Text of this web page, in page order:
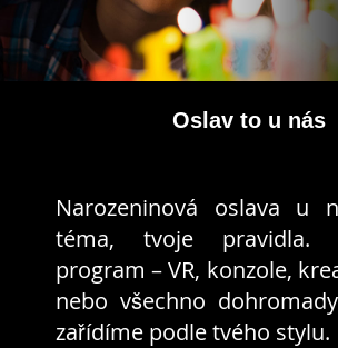
Oslav to u nás
Narozeninová oslava u
téma, tvoje pravidla.
program – VR, konzole,
nebo všechno
zařídíme podle tvého stylu.